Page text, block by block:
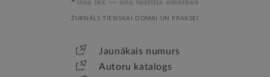
ŽURNĀLS TIESISKAI DOMAI UN PRAKSEI
Jaunākais numurs
Autoru katalogs